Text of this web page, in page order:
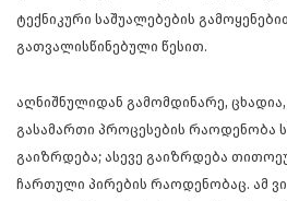
ტექნიკური საშუალებების
გათვალისწინებული წესით.
აღნიშნულიდან გამომდინარე,
გასამართი პროცესების რაოდენობა
გაიზრდება; ასევე გაიზრდება
ჩართული პირების რაოდენობაც. ამ